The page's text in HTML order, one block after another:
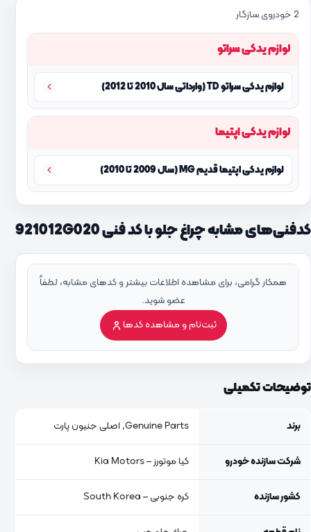
2 خودروی سازگار
لوازم یدکی سراتو
لوازم یدکی سراتو TD (وارداتی سال 2010 تا 2012)
لوازم یدکی اپتیما
لوازم یدکی اپتیما قدیم MG (سال 2009 تا 2010)
کدفنی‌های مشابه چراغ جلو با کد فنی 921012G020
همکار گرامی، برای مشاهده اطلاعات بیشتر و کدهای مشابه، لطفاً
عضو شوید.
ثبت‌نام و مشاهده کدها
توضیحات تکمیلی
برند Genuine Parts, اصلی جنیون پارت
شرکت سازنده خودرو کیا موتورز – Kia Motors
کشور سازنده کره جنوبی – South Korea